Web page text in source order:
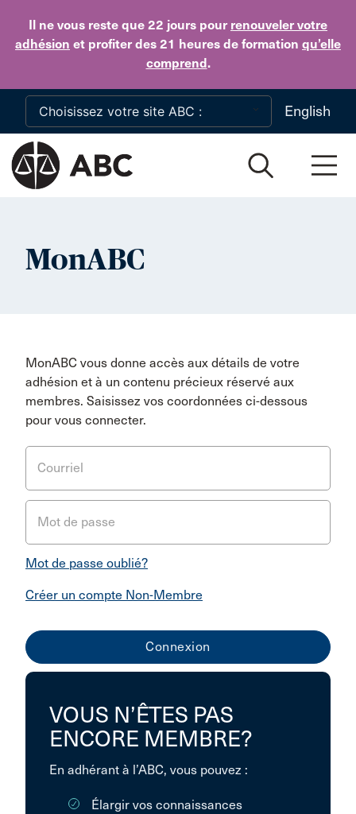
Il ne vous reste que 22 jours pour renouveler votre
adhésion et profiter des 21 heures de formation qu’elle
comprend.
Skip to main content
English
MonABC
MonABC vous donne accès aux détails de votre
adhésion et à un contenu précieux réservé aux
membres. Saisissez vos coordonnées ci-dessous
pour vous connecter.
Courriel
Mot de passe
Mot de passe oublié?
Créer un compte Non-Membre
VOUS N’ÊTES PAS
ENCORE MEMBRE?
En adhérant à l’ABC, vous pouvez :
Élargir vos connaissances